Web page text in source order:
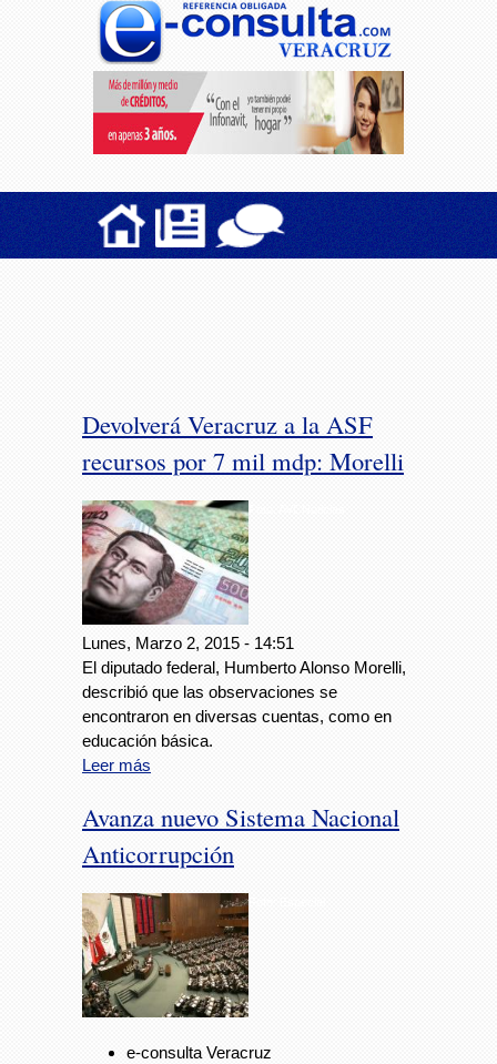
Devolverá Veracruz a la ASF
recursos por 7 mil mdp: Morelli
Lunes, Marzo 2, 2015 - 14:51
El diputado federal, Humberto Alonso Morelli,
describió que las observaciones se
encontraron en diversas cuentas, como en
educación básica.
Leer más
Avanza nuevo Sistema Nacional
Anticorrupción
e-consulta Veracruz